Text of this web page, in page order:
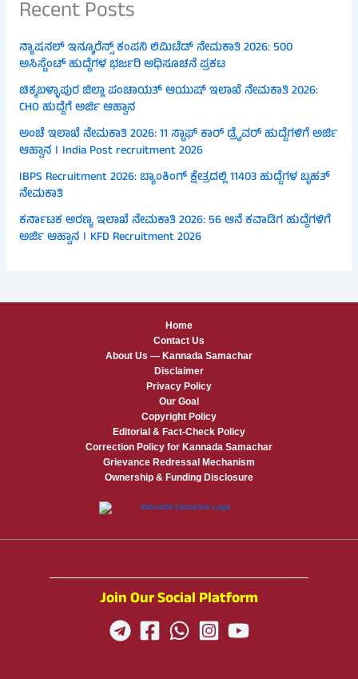
Recent Posts
ನ್ಯಾಷನಲ್ ಇನ್ಶೂರೆನ್ಸ್ ಕಂಪನಿ ಲಿಮಿಟೆಡ್ ನೇಮಕಾತಿ 2026: 500
ಅಸಿಸ್ಟೆಂಟ್ ಹುದ್ದೆಗಳ ಭರ್ಜರಿ ಅಧಿಸೂಚನೆ ಪ್ರಕಟ
ಚಿಕ್ಕಬಳ್ಳಾಪುರ ಜಿಲ್ಲಾ ಪಂಚಾಯತ್ ಆಯುಷ್ ಇಲಾಖೆ ನೇಮಕಾತಿ 2026:
CHO ಹುದ್ದೆಗೆ ಅರ್ಜಿ ಆಹ್ವಾನ
ಅಂಚೆ ಇಲಾಖೆ ನೇಮಕಾತಿ 2026: 11 ಸ್ಟಾಫ್ ಕಾರ್ ಡ್ರೈವರ್ ಹುದ್ದೆಗಳಿಗೆ ಅರ್ಜಿ
ಆಹ್ವಾನ । India Post recruitment 2026
IBPS Recruitment 2026: ಬ್ಯಾಂಕಿಂಗ್ ಕ್ಷೇತ್ರದಲ್ಲಿ 11403 ಹುದ್ದೆಗಳ ಬೃಹತ್
ನೇಮಕಾತಿ
ಕರ್ನಾಟಕ ಅರಣ್ಯ ಇಲಾಖೆ ನೇಮಕಾತಿ 2026: 56 ಆನೆ ಕವಾಡಿಗ ಹುದ್ದೆಗಳಿಗೆ
ಅರ್ಜಿ ಆಹ್ವಾನ । KFD Recruitment 2026
Home
Contact Us
About Us — Kannada Samachar
Disclaimer
Privacy Policy
Our Goal
Copyright Policy
Editorial & Fact-Check Policy
Correction Policy for Kannada Samachar
Grievance Redressal Mechanism
Ownership & Funding Disclosure
Join Our Social Platform